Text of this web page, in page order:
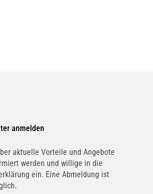
(BERU)
anmelden
aktuelle Vorteile und Angebote
werden und willige in die
ein. Eine Abmeldung ist